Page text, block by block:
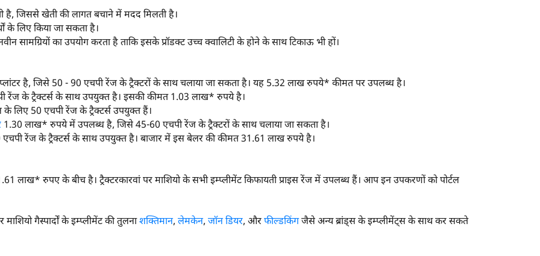
जिससे खेती की लागत बचाने में मदद मिलती है।
के लिए किया जा सकता है।
सामग्रियों का उपयोग करता है ताकि इसके प्रॉडक्ट उच्च क्वालिटी के होने के साथ टिकाऊ भी हों।
प्लांटर है, जिसे 50 - 90 एचपी रेंज के ट्रैक्टरों के साथ चलाया जा सकता है। यह 5.32 लाख रुपये* कीमत पर उपलब्ध है।
रेंज के ट्रैक्टर्स के साथ उपयुक्त है। इसकी कीमत 1.03 लाख* रुपये है।
लिए 50 एचपी रेंज के ट्रैक्टर्स उपयुक्त हैं।
1.30 लाख* रुपये में उपलब्ध है, जिसे 45-60 एचपी रेंज के ट्रैक्टरों के साथ चलाया जा सकता है।
रेंज के ट्रैक्टर्स के साथ उपयुक्त है। बाजार में इस बेलर की कीमत 31.61 लाख रुपये है।
लाख* रुपए के बीच है। ट्रैक्टरकारवां पर माशियो के सभी इम्प्लीमेंट किफायती प्राइस रेंज में उपलब्ध हैं। आप इन उपकरणों को पोर्टल
गैस्पार्दों के इम्प्लीमेंट की तुलनाशक्तिमान, लेमकेन, जॉन डियर, औरफील्डकिंगजैसे अन्य ब्रांड्स के इम्प्लीमेंट्स के साथ कर सकते